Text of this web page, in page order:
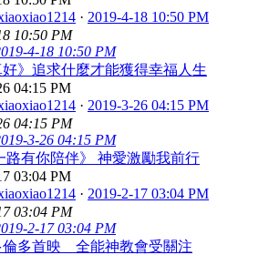
· 2019-4-18 10:50 PM
10:50 PM
4-18 10:50 PM
》追求什麼才能獲得幸福人生
04:15 PM
· 2019-3-26 04:15 PM
04:15 PM
3-26 04:15 PM
路有你陪伴》 神愛激勵我前行
03:04 PM
· 2019-2-17 03:04 PM
03:04 PM
2-17 03:04 PM
倫多首映 全能神教會受關注